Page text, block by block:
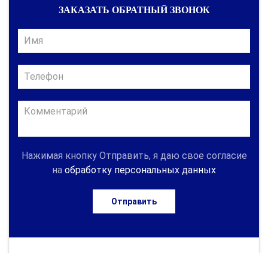
ЗАКАЗАТЬ ОБРАТНЫЙ ЗВОНОК
Нажимая кнопку Отправить, я даю свое согласие
на обработку персональных данных
Отправить